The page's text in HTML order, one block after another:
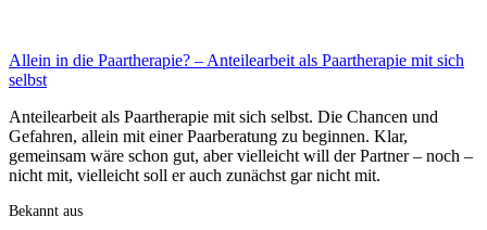
Allein in die Paartherapie? – Anteilearbeit als Paartherapie mit sich
selbst
Anteilearbeit als Paartherapie mit sich selbst. Die Chancen und
Gefahren, allein mit einer Paarberatung zu beginnen. Klar,
gemeinsam wäre schon gut, aber vielleicht will der Partner – noch –
nicht mit, vielleicht soll er auch zunächst gar nicht mit.
Bekannt aus